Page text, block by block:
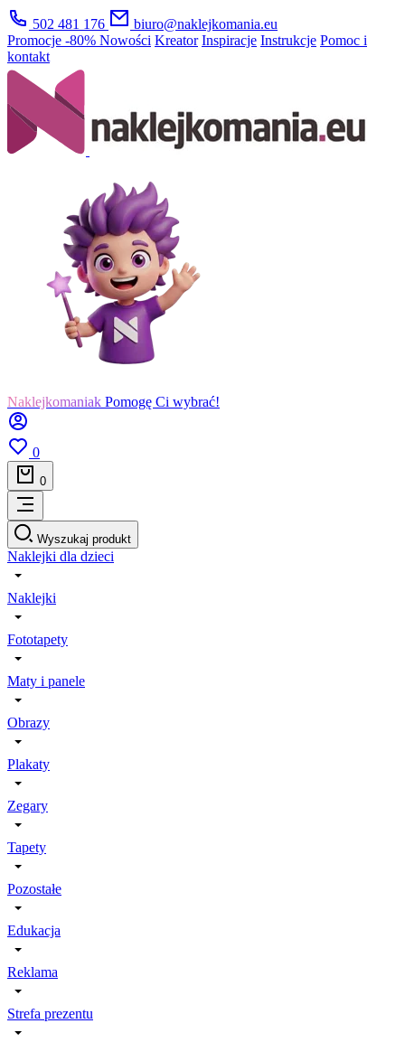
502 481 176
biuro@naklejkomania.eu
Promocje -80% Nowości Kreator Inspiracje Instrukcje Pomoc i
kontakt
Naklejkomaniak Pomogę Ci wybrać!
0
0
Wyszukaj produkt
Naklejki dla dzieci
Naklejki
Fototapety
Maty i panele
Obrazy
Plakaty
Zegary
Tapety
Pozostałe
Edukacja
Reklama
Strefa prezentu